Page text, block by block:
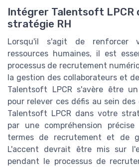
Intégrer Talentsoft LPCR
stratégie RH
Lorsqu'il s'agit de renforcer
ressources humaines, il est
processus de recrutement
la gestion des collaborateurs et
Talentsoft LPCR s'avère être
pour relever ces défis au sein
Talentsoft LPCR dans votre
par une compréhension
termes de recrutement et de
L'accent devrait être mis sur
pendant le processus de